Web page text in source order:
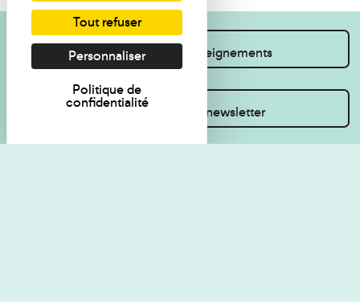
Je souhaite des renseignements
Inscrivez-vous à la newsletter
Tout refuser
Personnaliser
Politique de
confidentialité